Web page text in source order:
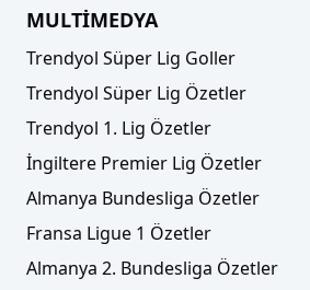
MULTİMEDYA
Trendyol Süper Lig Goller
Trendyol Süper Lig Özetler
Trendyol 1. Lig Özetler
İngiltere Premier Lig Özetler
Almanya Bundesliga Özetler
Fransa Ligue 1 Özetler
Almanya 2. Bundesliga Özetler